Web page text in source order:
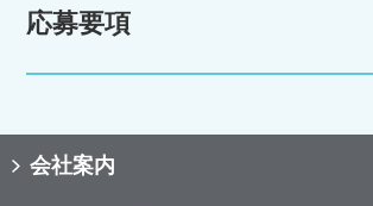
応募要項
会社案内